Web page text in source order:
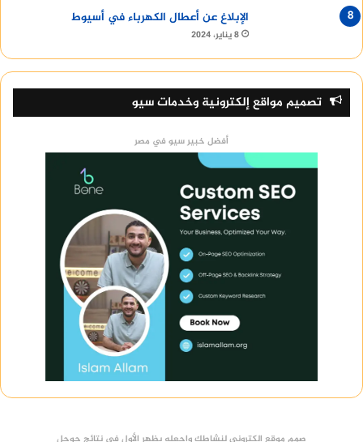
الإبلاغ عن أعطال الكهرباء في أسيوط
8 يناير، 2024
تصميم مواقع إلكترونية وخدمات سيو
أفضل خبير سيو في مصر
صمم موقع الكتروني لنشاطك واجعله يظهر الأول في نتائج جوجل